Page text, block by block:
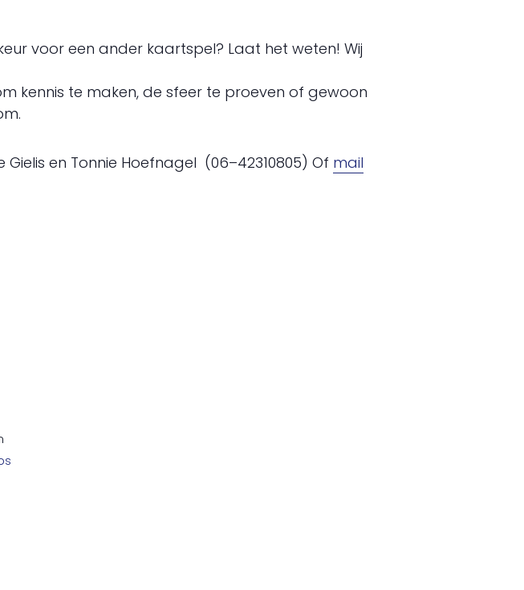
voor een ander kaartspel? Laat het weten! Wij
kennis te maken, de sfeer te proeven of gewoon
en Tonnie Hoefnagel (06–42310805) Of mail